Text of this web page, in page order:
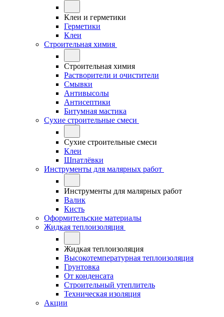
Клеи и герметики
Герметики
Клеи
Строительная химия
Строительная химия
Растворители и очистители
Смывки
Антивысолы
Антисептики
Битумная мастика
Сухие строительные смеси
Сухие строительные смеси
Клеи
Шпатлёвки
Инструменты для малярных работ
Инструменты для малярных работ
Валик
Кисть
Оформительские материалы
Жидкая теплоизоляция
Жидкая теплоизоляция
Высокотемпературная теплоизоляция
Грунтовка
От конденсата
Строительный утеплитель
Техническая изоляция
Акции